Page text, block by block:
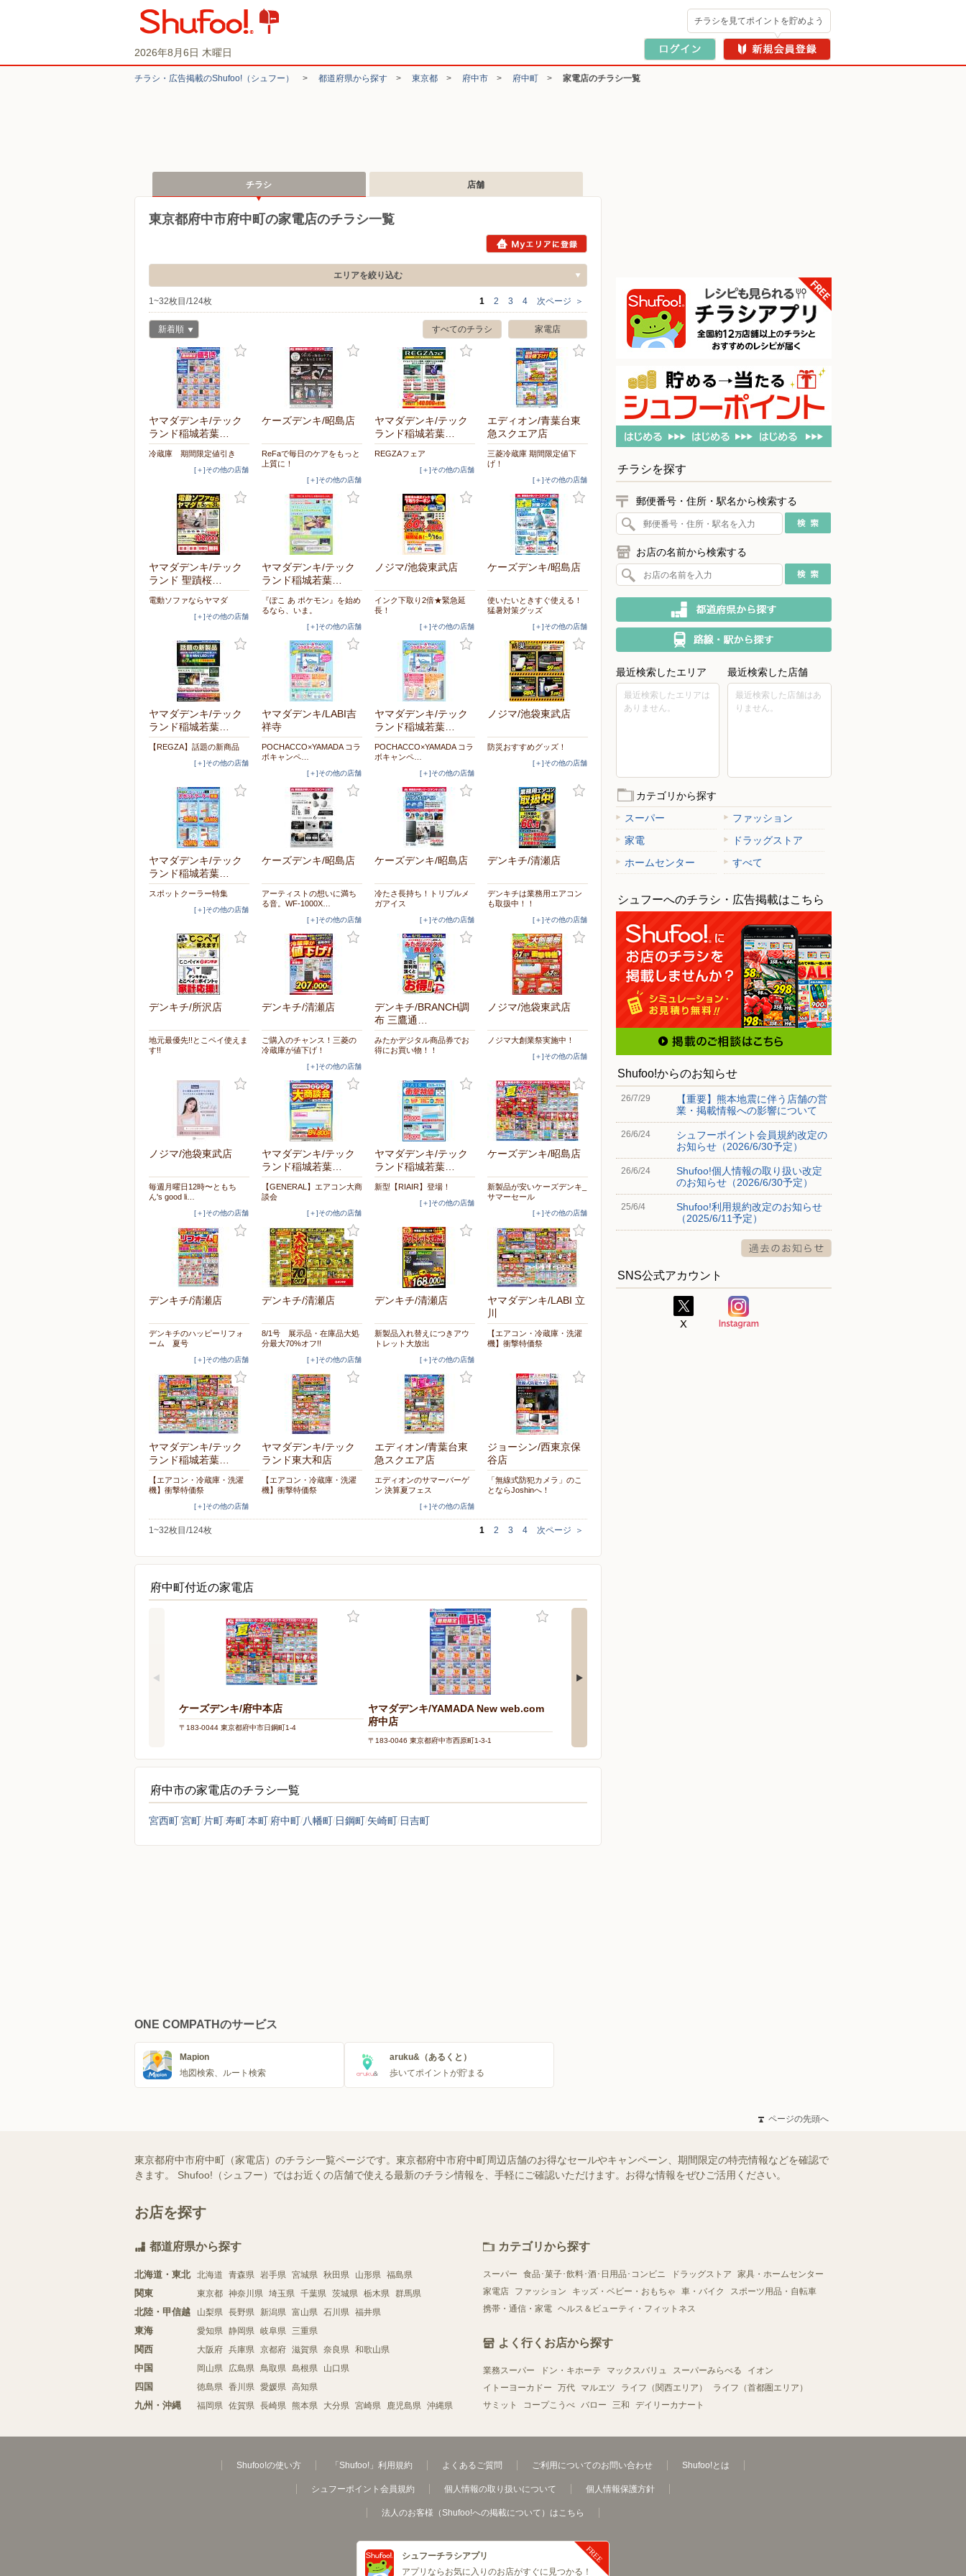
2026年8月6日 木曜日
チラシを見てポイントを貯めよう
チラシ・​広告掲載の​Shufoo!​（シュフー） > 都道府県から探す > 東京都 > 府中市 > 府中町 > 家電店のチラシ一覧
チラシ 店舗
東京都府中市府中町の家電店のチラシ一覧
エリアを絞り込む
1~32枚目/124枚 1 2 3 4 次ページ ＞
家電店
すべてのチラシ
新着順
ヤマダデンキ/テック
ランド稲城若葉…
冷蔵庫 期間限定値引き
[＋]その他の店舗
ケーズデンキ/昭島店
ReFaで毎日のケアをもっと
上質に！
[＋]その他の店舗
ヤマダデンキ/テック
ランド稲城若葉…
REGZAフェア
[＋]その他の店舗
エディオン/青葉台東
急スクエア店
三菱冷蔵庫 期間限定値下
げ！
[＋]その他の店舗
ヤマダデンキ/テック
ランド 聖蹟桜…
電動ソファならヤマダ
[＋]その他の店舗
ヤマダデンキ/テック
ランド稲城若葉…
『ぽこ あ ポケモン』を始め
るなら、いま。
[＋]その他の店舗
ノジマ/池袋東武店
インク下取り2倍★緊急延
長！
[＋]その他の店舗
ケーズデンキ/昭島店
使いたいときすぐ使える！
猛暑対策グッズ
[＋]その他の店舗
ヤマダデンキ/テック
ランド稲城若葉…
【REGZA】話題の新商品
[＋]その他の店舗
ヤマダデンキ/LABI吉
祥寺
POCHACCO×YAMADA コラ
ボキャンペ…
[＋]その他の店舗
ヤマダデンキ/テック
ランド稲城若葉…
POCHACCO×YAMADA コラ
ボキャンペ…
[＋]その他の店舗
ノジマ/池袋東武店
防災おすすめグッズ！
[＋]その他の店舗
ヤマダデンキ/テック
ランド稲城若葉…
スポットクーラー特集
[＋]その他の店舗
ケーズデンキ/昭島店
アーティストの想いに満ち
る音。WF-1000X…
[＋]その他の店舗
ケーズデンキ/昭島店
冷たさ長持ち！トリプルメ
ガアイス
[＋]その他の店舗
デンキチ/清瀬店
デンキチは業務用エアコン
も取扱中！！
[＋]その他の店舗
デンキチ/所沢店
地元最優先!!とこペイ使えま
す!!
デンキチ/清瀬店
ご購入のチャンス！三菱の
冷蔵庫が値下げ！
[＋]その他の店舗
デンキチ/BRANCH調
布 三鷹通…
みたかデジタル商品券でお
得にお買い物！！
ノジマ/池袋東武店
ノジマ大創業祭実施中！
[＋]その他の店舗
ノジマ/池袋東武店
毎週月曜日12時〜ともち
ん's good li…
[＋]その他の店舗
ヤマダデンキ/テック
ランド稲城若葉…
【GENERAL】エアコン大商
談会
[＋]その他の店舗
ヤマダデンキ/テック
ランド稲城若葉…
新型【RIAIR】登場！
[＋]その他の店舗
ケーズデンキ/昭島店
新製品が安いケーズデンキ_
サマーセール
[＋]その他の店舗
デンキチ/清瀬店
デンキチのハッピーリフォ
ーム 夏号
[＋]その他の店舗
デンキチ/清瀬店
8/1号 展示品・在庫品大処
分最大70%オフ!!
[＋]その他の店舗
デンキチ/清瀬店
新製品入れ替えにつきアウ
トレット大放出
[＋]その他の店舗
ヤマダデンキ/LABI 立
川
【エアコン・冷蔵庫・洗濯
機】衝撃特価祭
ヤマダデンキ/テック
ランド稲城若葉…
【エアコン・冷蔵庫・洗濯
機】衝撃特価祭
[＋]その他の店舗
ヤマダデンキ/テック
ランド東大和店
【エアコン・冷蔵庫・洗濯
機】衝撃特価祭
エディオン/青葉台東
急スクエア店
エディオンのサマーバーゲ
ン 決算夏フェス
[＋]その他の店舗
ジョーシン/西東京保
谷店
「無線式防犯カメラ」のこ
とならJoshinへ！
1~32枚目/124枚 1 2 3 4 次ページ ＞
府中町付近の家電店
ケーズデンキ/府中本店
〒183-0044 東京都府中市日鋼町1-4
ヤマダデンキ/YAMADA New web.com
府中店
〒183-0046 東京都府中市西原町1-3-1
府中市の家電店のチラシ一覧
宮西町宮町 片町寿町本町 府中町 八幡町 日鋼町 矢崎町 日吉町
チラシを探す
郵便番号・住所・駅名から検索する
お店の名前から検索する
最近検索したエリア
最近検索したエリアは
ありません。
最近検索した店舗
最近検索した店舗はあ
りません。
カテゴリから探す
スーパー
ファッション
家電
ドラッグストア
ホームセンター
すべて
シュフーへのチラシ・広告掲載はこちら
Shufoo!からのお知らせ
26/7/29
【重要】熊本地震に伴う店舗の営
業・掲載情報への影響について
26/6/24
シュフーポイント会員規約改定の
お知らせ（2026/6/30予定）
26/6/24
Shufoo!個人情報の取り扱い改定
のお知らせ（2026/6/30予定）
25/6/4
Shufoo!利用規約改定のお知らせ
（2025/6/11予定）
SNS公式アカウント
ONE COMPATHのサービス
Mapion
地図検索、ルート検索
aruku&（あるくと）
歩いてポイントが貯まる
ページの先頭へ
東京都府中市府中町（家電店）のチラシ一覧ページです。東京都府中市府中町周辺店舗のお得なセールやキャンペーン、期間限定の特売情報などを確認で
きます。 Shufoo!（シュフー）ではお近くの店舗で使える最新のチラシ情報を、手軽にご確認いただけます。お得な情報をぜひご活用ください。
お店を探す
都道府県から探す
北海道・東北 北海道 青森県 岩手県 宮城県 秋田県 山形県 福島県
関東 東京都 神奈川県 埼玉県 千葉県 茨城県 栃木県 群馬県
北陸・甲信越 山梨県 長野県 新潟県 富山県 石川県 福井県
東海 愛知県 静岡県 岐阜県 三重県
関西 大阪府 兵庫県 京都府 滋賀県 奈良県 和歌山県
中国 岡山県 広島県 鳥取県 島根県 山口県
四国 徳島県 香川県 愛媛県 高知県
九州・沖縄 福岡県 佐賀県 長崎県 熊本県 大分県 宮崎県 鹿児島県 沖縄県
カテゴリから探す
スーパー 食品･菓子･飲料･酒･日用品･コンビニ ドラッグストア
家具・ホームセンター
家電店
ファッション キッズ・ベビー・おもちゃ 車・バイク
スポーツ用品・自転車
携帯・通信・家電 ヘルス＆ビューティ・フィットネス
よく行くお店から探す
業務スーパー ドン・キホーテ マックスバリュ スーパーみらべる
イオン
イトーヨーカドー
万代 マルエツ ライフ（関西エリア）
ライフ（首都圏エリア）
サミット
コープこうべ バロー 三和 デイリーカナート
Shufoo!の使い方 「Shufoo!」利用規約 よくあるご質問 ご利用についてのお問い合わせ Shufoo!とは
シュフーポイント会員規約 個人情報の取り扱いについて 個人情報保護方針
法人のお客様（Shufoo!への掲載について）はこちら
シュフーチラシアプリ
アプリならお気に入りのお店がすぐに見つかる！